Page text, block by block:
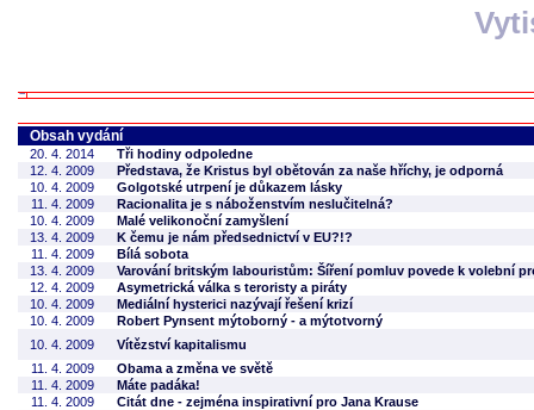
Obsah vydání
20. 4. 2014
Tři hodiny odpoledne
12. 4. 2009
Představa, že Kristus byl obětován za naše hříchy, je odporná
10. 4. 2009
Golgotské utrpení je důkazem lásky
11. 4. 2009
Racionalita je s náboženstvím neslučitelná?
10. 4. 2009
Malé velikonoční zamyšlení
13. 4. 2009
K čemu je nám předsednictví v EU?!?
11. 4. 2009
Bílá sobota
13. 4. 2009
Varování britským labouristům: Šíření pomluv povede k volební
12. 4. 2009
Asymetrická válka s teroristy a piráty
10. 4. 2009
Mediální hysterici nazývají řešení krizí
10. 4. 2009
Robert Pynsent mýtoborný - a mýtotvorný
10. 4. 2009
Vítězství kapitalismu
11. 4. 2009
Obama a změna ve světě
11. 4. 2009
Máte padáka!
11. 4. 2009
Citát dne - zejména inspirativní pro Jana Krause